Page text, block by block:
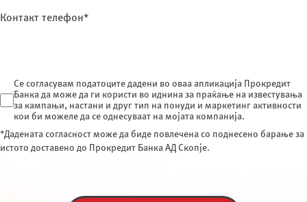
Контакт телефон*
Се согласувам податоците дадени во оваа апликација Прокредит
Банка да може да ги користи во иднина за праќање на известувања
за кампањи, настани и друг тип на понуди и маркетинг активности
кои би можеле да се однесуваат на мојата компанија.
*Дадената согласност може да биде повлечена со поднесено барање за
истото доставено до Прокредит Банка АД Скопје.